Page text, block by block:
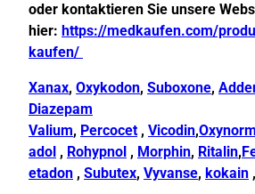
oder kontaktieren Sie unsere
hier: https://medkaufen.com/
kaufen/
Xanax, Oxykodon, Suboxone,
Diazepam
Valium, Percocet, Vicodin,Oxynorm
adol , Rohypnol , Morphin, Ritalin,
etadon , Subutex, Vyvanse, kokain ,